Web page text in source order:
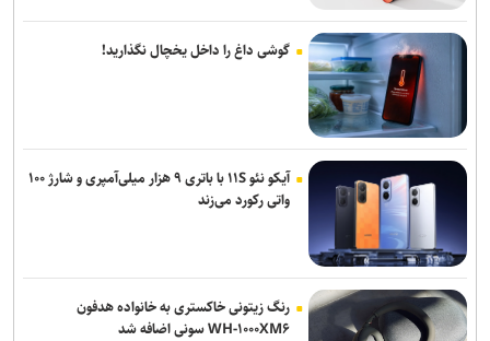
گوشی داغ را داخل یخچال نگذارید!
آیکو نئو ۱۱S با باتری ۹ هزار میلی‌آمپری و شارژ ۱۰۰
واتی رکورد می‌زند
رنگ زیتونی خاکستری به خانواده هدفون
WH-۱۰۰۰XM۶ سونی اضافه شد